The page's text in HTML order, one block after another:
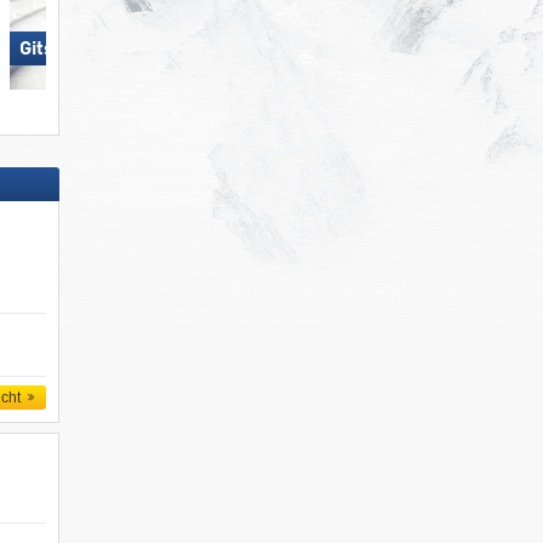
Gitschberg Jochtal Dolomites Val Gardena/​Gröden